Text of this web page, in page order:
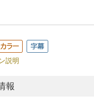
説明
報